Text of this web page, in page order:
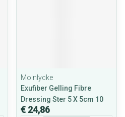
Molnlycke
Exufiber Gelling Fibre
Dressing Ster 5 X 5cm 10
€ 24,86